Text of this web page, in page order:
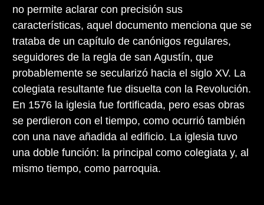
no permite aclarar con precisión sus
características, aquel documento menciona que se
trataba de un capítulo de canónigos regulares,
seguidores de la regla de san Agustín, que
probablemente se secularizó hacia el siglo XV. La
colegiata resultante fue disuelta con la Revolución.
En 1576 la iglesia fue fortificada, pero esas obras
se perdieron con el tiempo, como ocurrió también
con una nave añadida al edificio. La iglesia tuvo
una doble función: la principal como colegiata y, al
mismo tiempo, como parroquia.